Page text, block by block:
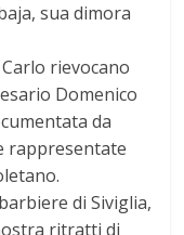
sua dimora
rievocano
Domenico
da
rappresentate
di Siviglia,
ritratti di